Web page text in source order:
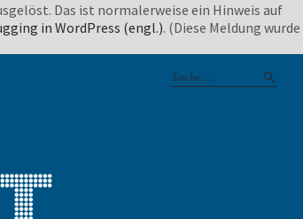
Das ist normalerweise ein Hinweis auf
in WordPress (engl.). (Diese Meldung wurde